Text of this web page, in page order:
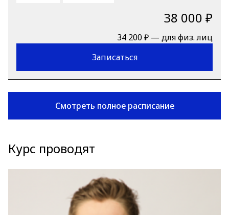
38 000 ₽
34 200 ₽ — для физ. лиц
Записаться
Смотреть полное расписание
Курс проводят